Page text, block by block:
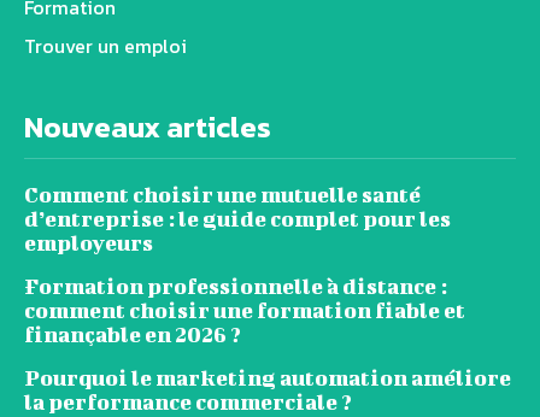
Formation
Trouver un emploi
Nouveaux articles
Comment choisir une mutuelle santé
d’entreprise : le guide complet pour les
employeurs
Formation professionnelle à distance :
comment choisir une formation fiable et
finançable en 2026 ?
Pourquoi le marketing automation améliore
la performance commerciale ?